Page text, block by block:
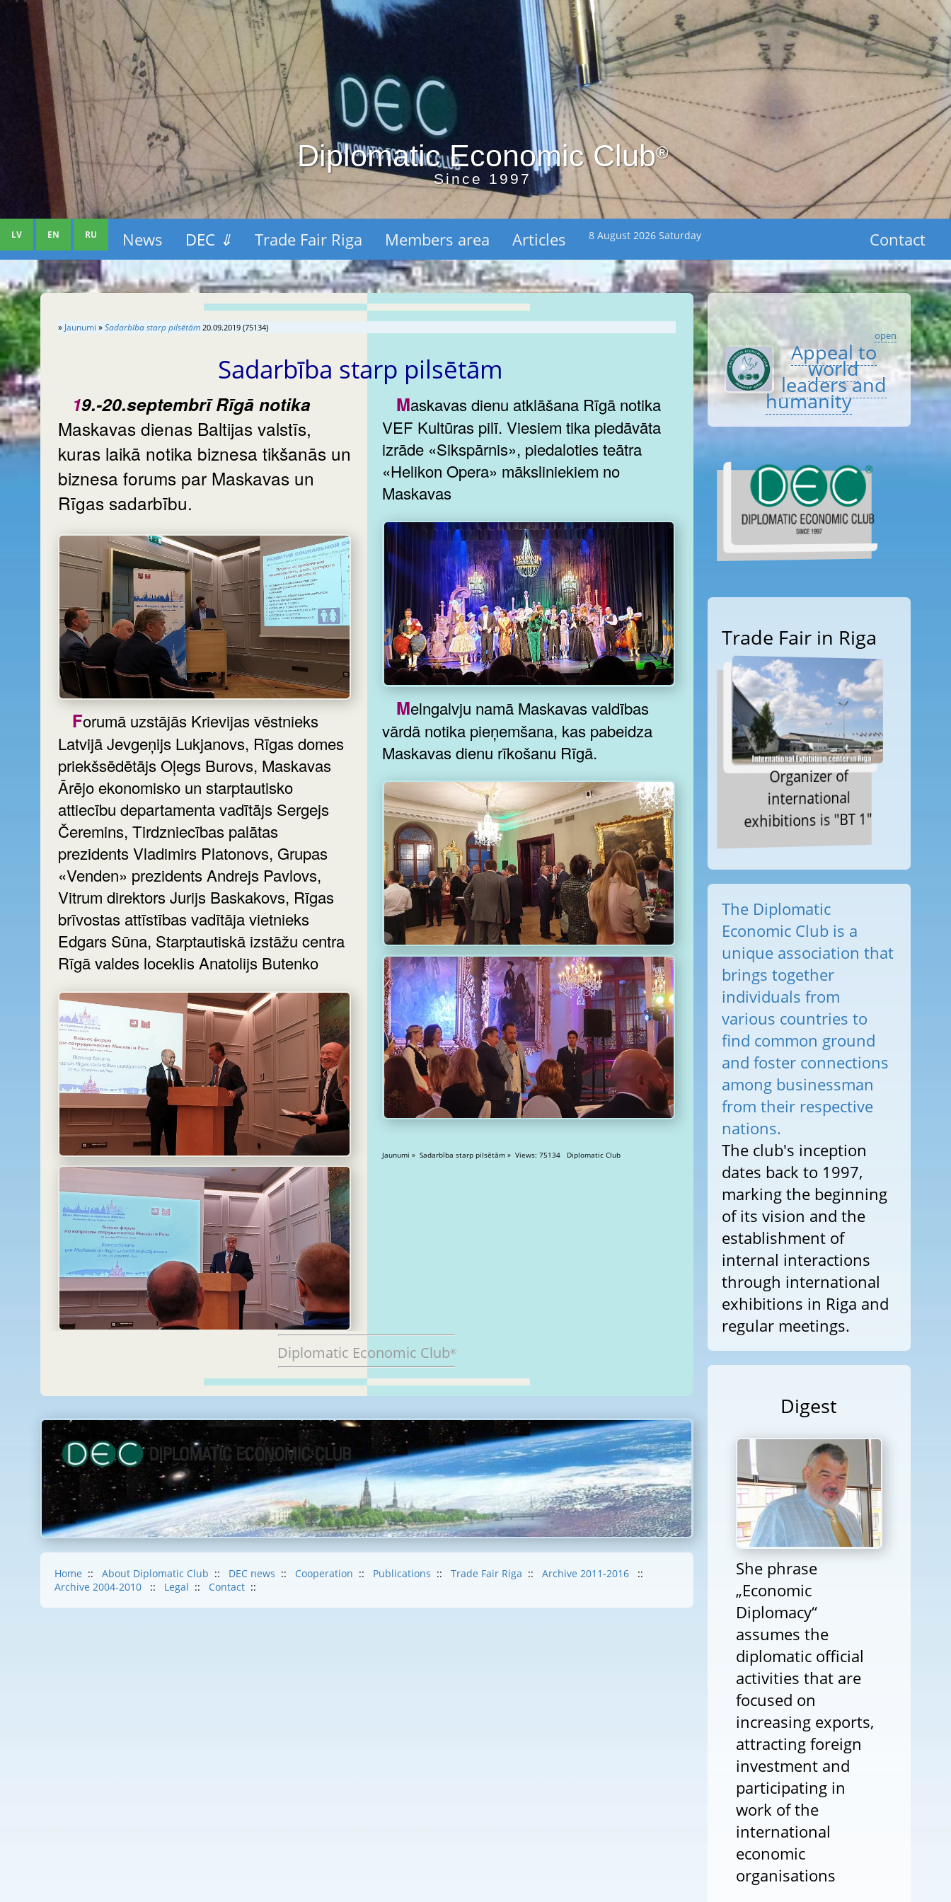
Diplomatic Economic Club®
Since 1997
LV EN RU News DEC ⇓ Trade Fair Riga Members area Articles 8 August 2026 Saturday Contact
» Jaunumi »Sadarbība starp pilsētām 20.09.2019 (75134)
Sadarbība starp pilsētām
19.-20.septembrī Rīgā notika
Maskavas dienas Baltijas valstīs,
kuras laikā notika biznesa tikšanās un
biznesa forums par Maskavas un
Rīgas sadarbību.
Forumā uzstājās Krievijas vēstnieks
Latvijā Jevgeņijs Lukjanovs, Rīgas domes
priekšsēdētājs Oļegs Burovs, Maskavas
Ārējo ekonomisko un starptautisko
attiecību departamenta vadītājs Sergejs
Čeremins, Tirdzniecības palātas
prezidents Vladimirs Platonovs, Grupas
«Venden» prezidents Andrejs Pavlovs,
Vitrum direktors Jurijs Baskakovs, Rīgas
brīvostas attīstības vadītāja vietnieks
Edgars Sūna, Starptautiskā izstāžu centra
Rīgā valdes loceklis Anatolijs Butenko
Maskavas dienu atklāšana Rīgā notika
VEF Kultūras pilī. Viesiem tika piedāvāta
izrāde «Sikspārnis», piedaloties teātra
«Helikon Opera» māksliniekiem no
Maskavas
Melngalvju namā Maskavas valdības
vārdā notika pieņemšana, kas pabeidza
Maskavas dienu rīkošanu Rīgā.
Jaunumi » Sadarbība starp pilsētām » Views: 75134 Diplomatic Club
Diplomatic Economic Club®
Home :: About Diplomatic Club :: DEC news :: Cooperation :: Publications :: Trade Fair Riga :: Archive 2011-2016
::
Archive 2004-2010
:: Legal :: Contact ::
open
Appeal to
world
leaders and
humanity
Trade Fair in Riga
Organizer of
international
exhibitions is "BT 1"
The Diplomatic
Economic Club is a
unique association that
brings together
individuals from
various countries to
find common ground
and foster connections
among businessman
from their respective
nations.
The club's inception
dates back to 1997,
marking the beginning
of its vision and the
establishment of
internal interactions
through international
exhibitions in Riga and
regular meetings.
Digest
She phrase
„Economic
Diplomacy“
assumes the
diplomatic official
activities that are
focused on
increasing exports,
attracting foreign
investment and
participating in
work of the
international
economic
organisations